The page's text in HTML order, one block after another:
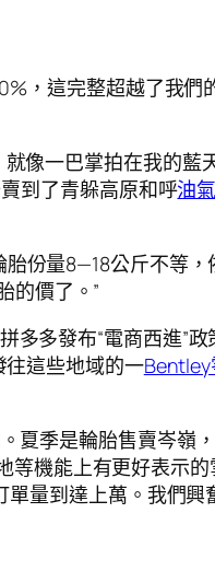
，這完整超越了我們
像一巴掌拍在我的藍
到了青躲高原和呼油
胎份量8—18公斤不等
的價了。”
多發布“電商西進”
這些地域的一
夏季是輪胎售賣岑嶺
等機能上有更好表示
量到達上萬。我們興